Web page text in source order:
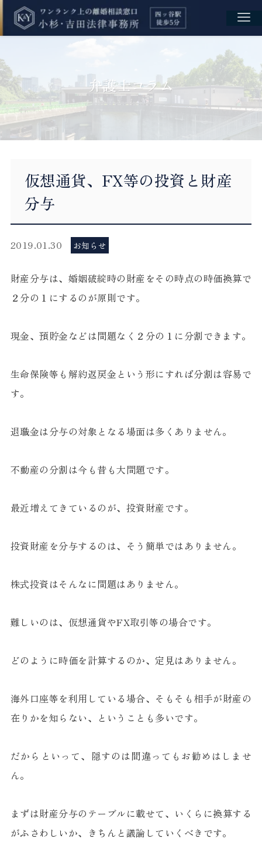
弁護士コラム
仮想通貨、FX等の投資と財産
分与
2019.01.30 お知らせ
財産分与は、婚姻破綻時の財産をその時点の時価換算で
２分の１にするのが原則です。
現金、預貯金などは問題なく２分の１に分割できます。
生命保険等も解約返戻金という形にすれば分割は容易で
す。
退職金は分与の対象となる場面は多くありません。
不動産の分割は今も昔も大問題です。
最近増えてきているのが、投資財産です。
投資財産を分与するのは、そう簡単ではありません。
株式投資はそんなに問題はありません。
難しいのは、仮想通貨やFX取引等の場合です。
どのように時価を計算するのか、定見はありません。
海外口座等を利用している場合、そもそも相手が財産の
在りかを知らない、ということも多いです。
だからといって、隠すのは間違ってもお勧めはしませ
ん。
まずは財産分与のテーブルに載せて、いくらに換算する
がふさわしいか、きちんと議論していくべきです。